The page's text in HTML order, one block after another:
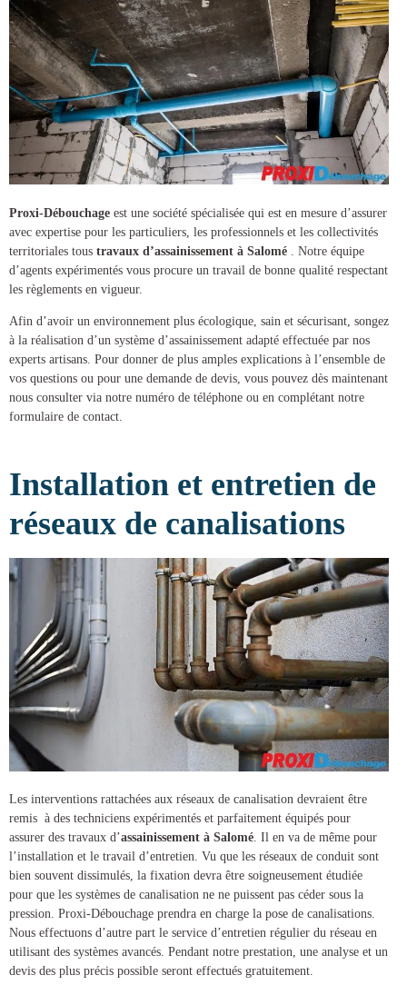
Proxi-Débouchage est une société spécialisée qui est en mesure d’assurer
avec expertise pour les particuliers, les professionnels et les collectivités
territoriales tous travaux d’assainissement à Salomé
. Notre équipe
d’agents expérimentés vous procure un travail de bonne qualité respectant
les règlements en vigueur.
Afin d’avoir un environnement plus écologique, sain et sécurisant, songez
à la réalisation d’un système d’assainissement adapté effectuée par nos
experts artisans. Pour donner de plus amples explications à l’ensemble de
vos questions ou pour une demande de devis, vous pouvez dès maintenant
nous consulter via notre numéro de téléphone ou en complétant notre
formulaire de contact.
Installation et entretien de
réseaux de canalisations
Les interventions rattachées aux réseaux de canalisation devraient être
remis à des techniciens expérimentés et parfaitement équipés pour
assurer des travaux d’assainissement à Salomé. Il en va de même pour
l’installation et le travail d’entretien. Vu que les réseaux de conduit sont
bien souvent dissimulés, la fixation devra être soigneusement étudiée
pour que les systèmes de canalisation ne ne puissent pas céder sous la
pression. Proxi-Débouchage prendra en charge la pose de canalisations.
Nous effectuons d’autre part le service d’entretien régulier du réseau en
utilisant des systèmes avancés. Pendant notre prestation, une analyse et un
devis des plus précis possible seront effectués gratuitement.